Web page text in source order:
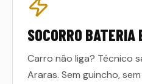
SOCORRO BATERIA
Carro não liga? Técnico
Araras. Sem guincho,